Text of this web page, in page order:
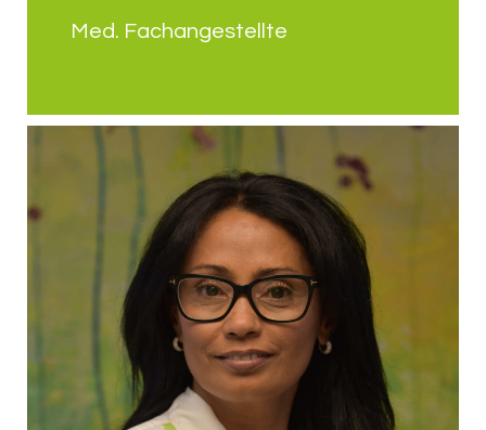
Med. Fachangestellte